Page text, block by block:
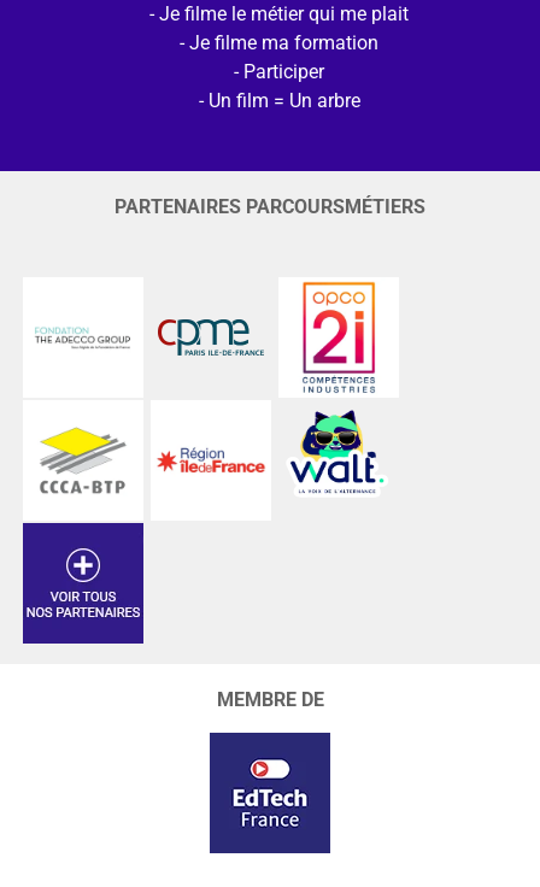
Je filme le métier qui me plait
Je filme ma formation
Participer
Un film = Un arbre
PARTENAIRES PARCOURSMÉTIERS
MEMBRE DE